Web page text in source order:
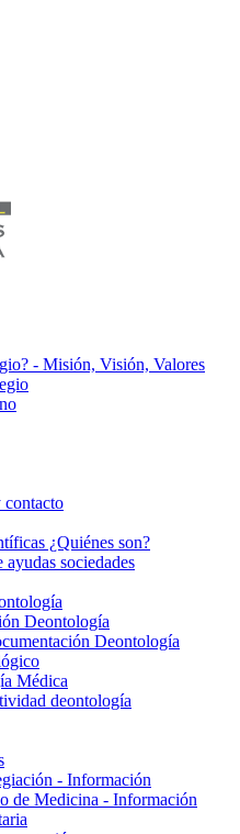
- Misión, Visión, Valores
contacto
¿Quiénes son?
sociedades
Deontología
Deontología
Médica
deontología
- Información
de Medicina - Información